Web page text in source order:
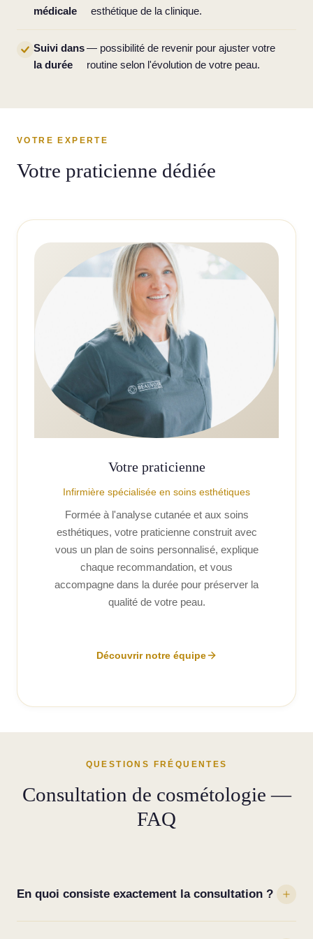
médicale esthétique de la clinique.
Suivi dans
la durée
— possibilité de revenir pour ajuster votre
routine selon l'évolution de votre peau.
VOTRE EXPERTE
Votre praticienne dédiée
Votre praticienne
Infirmière spécialisée en soins esthétiques
Formée à l'analyse cutanée et aux soins
esthétiques, votre praticienne construit avec
vous un plan de soins personnalisé, explique
chaque recommandation, et vous
accompagne dans la durée pour préserver la
qualité de votre peau.
Découvrir notre équipe
QUESTIONS FRÉQUENTES
Consultation de cosmétologie —
FAQ
En quoi consiste exactement la consultation ?